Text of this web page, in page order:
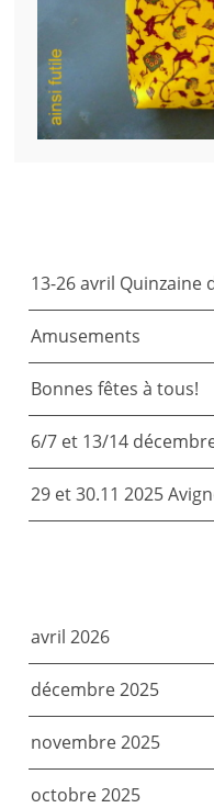
13-26 avril Quinzaine
Amusements
Bonnes fêtes à tous!
6/7 et 13/14
29 et 30.11 2025
avril 2026
décembre 2025
novembre 2025
octobre 2025